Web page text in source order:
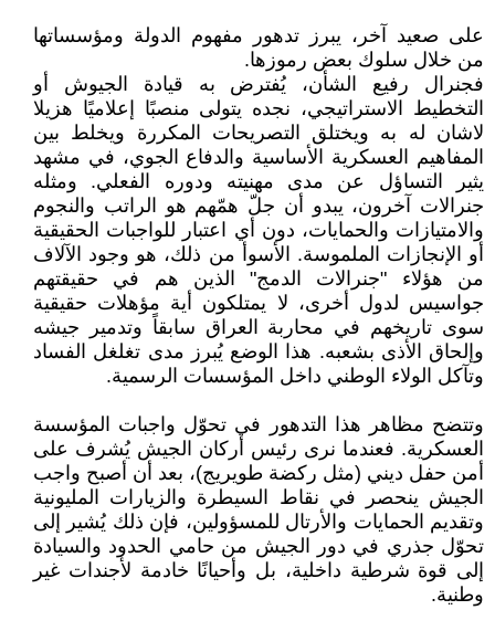
على صعيد آخر، يبرز تدهور مفهوم الدولة ومؤسساتها
من خلال سلوك بعض رموزها.
فجنرال رفيع الشأن، يُفترض به قيادة الجيوش أو
التخطيط الاستراتيجي، نجده يتولى منصبًا إعلاميًا هزيلا
لاشان له به ويختلق التصريحات المكررة ويخلط بين
المفاهيم العسكرية الأساسية والدفاع الجوي، في مشهد
يثير التساؤل عن مدى مهنيته ودوره الفعلي. ومثله
جنرالات آخرون، يبدو أن جلّ همّهم هو الراتب والنجوم
والامتيازات والحمايات، دون أي اعتبار للواجبات الحقيقية
أو الإنجازات الملموسة. الأسوأ من ذلك، هو وجود الآلاف
من هؤلاء "جنرالات الدمج" الذين هم في حقيقتهم
جواسيس لدول أخرى، لا يمتلكون أية مؤهلات حقيقية
سوى تاريخهم في محاربة العراق سابقاً وتدمير جيشه
وإلحاق الأذى بشعبه. هذا الوضع يُبرز مدى تغلغل الفساد
وتآكل الولاء الوطني داخل المؤسسات الرسمية.
وتتضح مظاهر هذا التدهور في تحوّل واجبات المؤسسة
العسكرية. فعندما نرى رئيس أركان الجيش يُشرف على
أمن حفل ديني (مثل ركضة طويريج)، بعد أن أصبح واجب
الجيش ينحصر في نقاط السيطرة والزيارات المليونية
وتقديم الحمايات والأرتال للمسؤولين، فإن ذلك يُشير إلى
تحوّل جذري في دور الجيش من حامي الحدود والسيادة
إلى قوة شرطية داخلية، بل وأحيانًا خادمة لأجندات غير
وطنية.